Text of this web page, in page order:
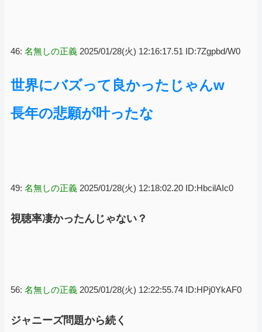
46: 名無しの正義 2025/01/28(火) 12:16:17.51 ID:7Zgpbd/W0
世界にバズって良かったじゃんw
長年の悲願が叶ったな
49: 名無しの正義 2025/01/28(火) 12:18:02.20 ID:HbcilAIc0
視聴率凄かったんじゃない？
56: 名無しの正義 2025/01/28(火) 12:22:55.74 ID:HPj0YkAF0
ジャニーズ問題から続く